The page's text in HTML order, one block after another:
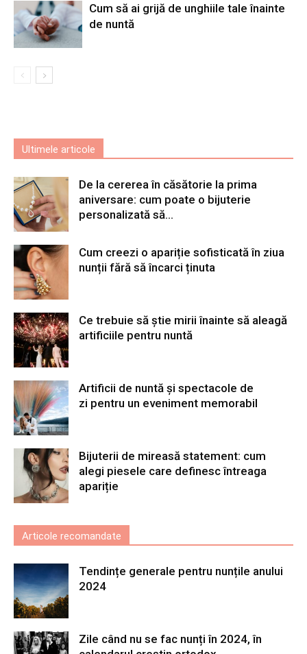
Cum să ai grijă de unghiile tale înainte
de nuntă
Ultimele articole
De la cererea în căsătorie la prima
aniversare: cum poate o bijuterie
personalizată să...
Cum creezi o apariție sofisticată în ziua
nunții fără să încarci ținuta
Ce trebuie să știe mirii înainte să aleagă
artificiile pentru nuntă
Artificii de nuntă și spectacole de
zi pentru un eveniment memorabil
Bijuterii de mireasă statement: cum
alegi piesele care definesc întreaga
apariție
Articole recomandate
Tendințe generale pentru nunțile anului
2024
Zile când nu se fac nunți în 2024, în